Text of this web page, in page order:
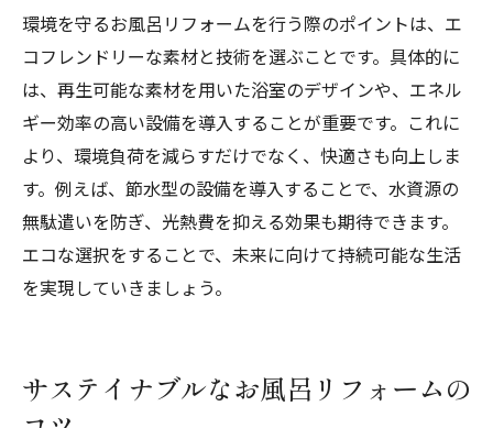
実践的なエコお風呂リフォームの手順
環境配慮型のリフォームでお風呂を改良
お風呂リフォームにおけるエコの実践法
エコお風呂リフォームの具体的ステップ
エコお風呂リフォームの基本ステップ
お風呂リフォームでエコを実践する方法
エコリフォームを成功させるお風呂の改装
ーム
環境を守るお風呂リフォームを行う際のポイントは、エ
コフレンドリーな素材と技術を選ぶことです。具体的に
は、再生可能な素材を用いた浴室のデザインや、エネル
ギー効率の高い設備を導入することが重要です。これに
より、環境負荷を減らすだけでなく、快適さも向上しま
す。例えば、節水型の設備を導入することで、水資源の
無駄遣いを防ぎ、光熱費を抑える効果も期待できます。
エコな選択をすることで、未来に向けて持続可能な生活
を実現していきましょう。
サステイナブルなお風呂リフォームの